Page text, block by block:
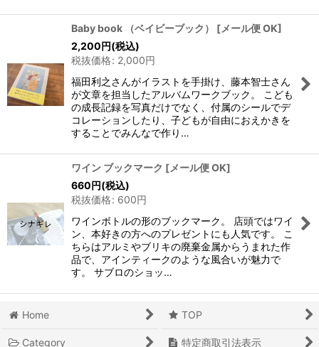
Baby book （ベイビーブック） [メール便 OK]
2,200円(税込)
税抜価格: 2,000円
福田利之さんがイラストを手掛け、藤本智士さん
が文章を担当したアルバムワークブック。 こども
の成長記録を写真だけでなく、付属のシールでデ
コレーションしたり、子どもが自由におえかきを
することでみんなで作り…
ワイン ブックマーク [メール便 OK]
660円(税込)
税抜価格: 600円
ワインボトルの形のブックマーク。 店頭ではワイ
ン、本好きの方へのプレゼントにも人気です。 こ
ちらはアルミやブリキの廃棄金属からうまれた作
品で、アインティークのような風合いが魅力で
す。 サブロのショッ…
Home TOP
Category 特定商取引法表示